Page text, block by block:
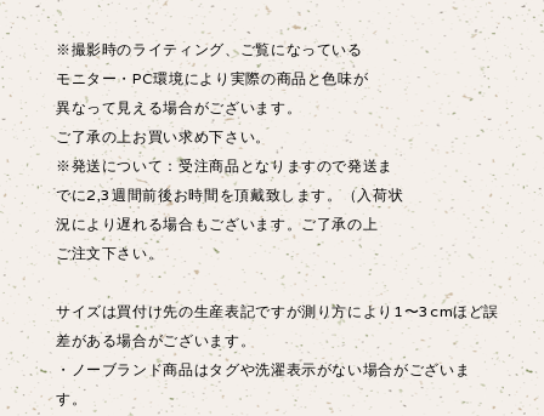
※撮影時のライティング、ご覧になっている
モニター・PC環境により実際の商品と色味が
異なって見える場合がございます。
ご了承の上お買い求め下さい。
※発送について：受注商品となりますので発送ま
でに2,3週間前後お時間を頂戴致します。（入荷状
況により遅れる場合もございます。ご了承の上
ご注文下さい。
サイズは買付け先の生産表記ですが測り方により1〜3cmほど誤
差がある場合がございます。
・ノーブランド商品はタグや洗濯表示がない場合がございま
す。